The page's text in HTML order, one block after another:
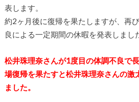
表します。
約2ヶ月後に復帰を果たしますが、再
良による一定期間の休暇を発表しまし
松井珠理奈さんが1度目の体調不良で
場復帰を果たすと松井珠理奈さんの激
ました。